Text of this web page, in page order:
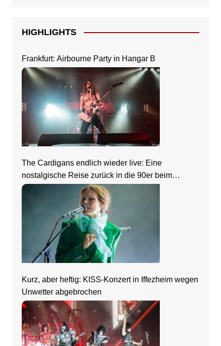
HIGHLIGHTS
Frankfurt: Airbourne Party in Hangar B
The Cardigans endlich wieder live: Eine
nostalgische Reise zurück in die 90er beim
Zeltfestival Rhein-Neckar
Kurz, aber heftig: KISS-Konzert in Iffezheim wegen
Unwetter abgebrochen